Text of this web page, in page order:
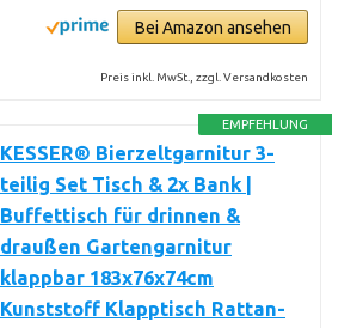
Bei Amazon ansehen
Preis inkl. MwSt., zzgl. Versandkosten
EMPFEHLUNG
KESSER® Bierzeltgarnitur 3-
teilig Set Tisch & 2x Bank |
Buffettisch für drinnen &
draußen Gartengarnitur
klappbar 183x76x74cm
Kunststoff Klapptisch Rattan-